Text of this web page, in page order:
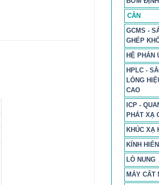
CÂN
GCMS -
GHÉP
HỆ PHẢN
HPLC -
LỎNG
CAO
ICP -
PHÁT XẠ
KHÚC XẠ
KÍNH
LÒ NUNG
MÁY CẤT